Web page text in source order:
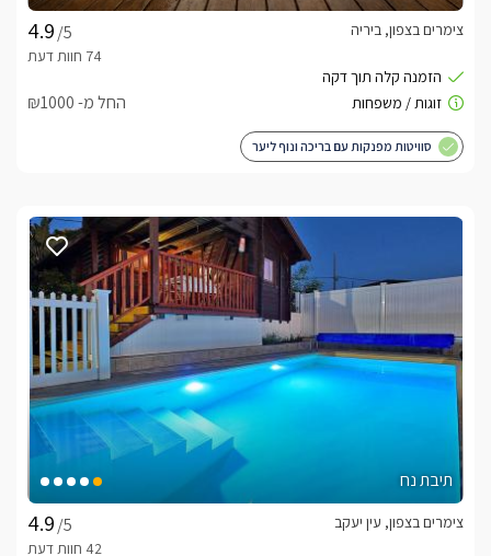
/5
צימרים בצפון, ביריה
החל מ- ₪1000
סוויטות מפנקות עם בריכה ונוף ליער
תיבת נח
/5
צימרים בצפון, עין יעקב